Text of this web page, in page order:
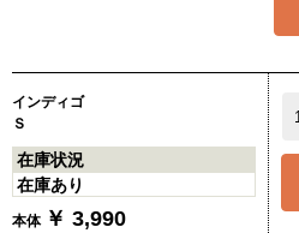
インディゴ
Ｓ
在庫状況
在庫あり
本体 ￥ 3,990